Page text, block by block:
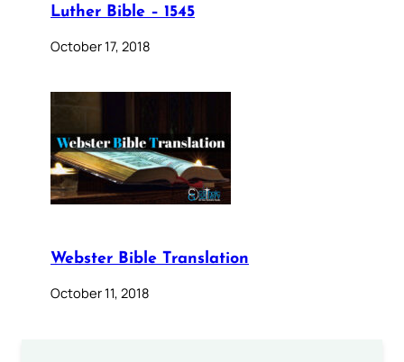
Luther Bible – 1545
October 17, 2018
Webster Bible Translation
October 11, 2018